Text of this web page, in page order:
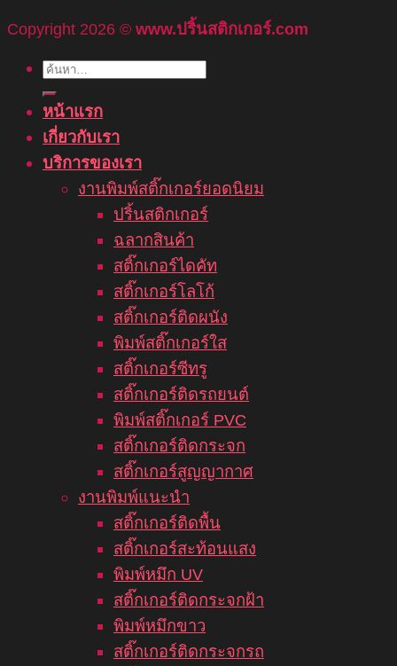
Copyright 2026 © www.ปริ้นสติกเกอร์.com
ค้นหา:
หน้าแรก
เกี่ยวกับเรา
บริการของเรา
งานพิมพ์สติ๊กเกอร์ยอดนิยม
ปริ้นสติกเกอร์
ฉลากสินค้า
สติ๊กเกอร์ไดคัท
สติ๊กเกอร์โลโก้
สติ๊กเกอร์ติดผนัง
พิมพ์สติ๊กเกอร์ใส
สติ๊กเกอร์ซีทรู
สติ๊กเกอร์ติดรถยนต์
พิมพ์สติ๊กเกอร์ PVC
สติ๊กเกอร์ติดกระจก
สติ๊กเกอร์สูญญากาศ
งานพิมพ์แนะนำ
สติ๊กเกอร์ติดพื้น
สติ๊กเกอร์สะท้อนแสง
พิมพ์หมึก UV
สติ๊กเกอร์ติดกระจกฝ้า
พิมพ์หมึกขาว
สติ๊กเกอร์ติดกระจกรถ